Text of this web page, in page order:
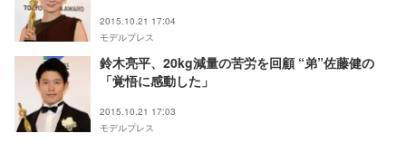
2015.10.21 17:04
モデルプレス
鈴木亮平、20kg減量の苦労を回顧 “弟”佐藤健の
「覚悟に感動した」
2015.10.21 17:03
モデルプレス